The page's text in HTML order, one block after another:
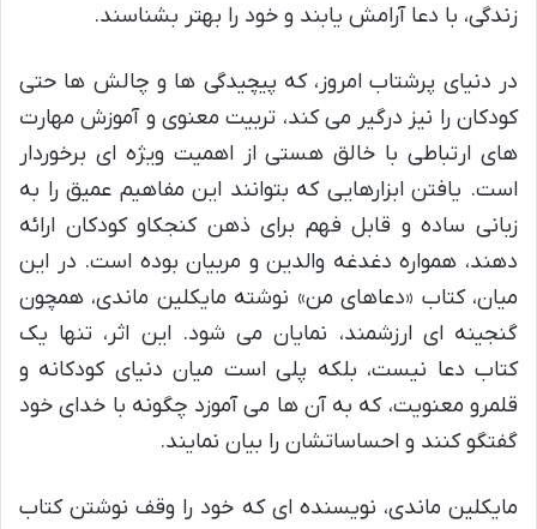
زندگی، با دعا آرامش یابند و خود را بهتر بشناسند.
در دنیای پرشتاب امروز، که پیچیدگی ها و چالش ها حتی
کودکان را نیز درگیر می کند، تربیت معنوی و آموزش مهارت
های ارتباطی با خالق هستی از اهمیت ویژه ای برخوردار
است. یافتن ابزارهایی که بتوانند این مفاهیم عمیق را به
زبانی ساده و قابل فهم برای ذهن کنجکاو کودکان ارائه
دهند، همواره دغدغه والدین و مربیان بوده است. در این
میان، کتاب «دعاهای من» نوشته مایکلین ماندی، همچون
گنجینه ای ارزشمند، نمایان می شود. این اثر، تنها یک
کتاب دعا نیست، بلکه پلی است میان دنیای کودکانه و
قلمرو معنویت، که به آن ها می آموزد چگونه با خدای خود
گفتگو کنند و احساساتشان را بیان نمایند.
مایکلین ماندی، نویسنده ای که خود را وقف نوشتن کتاب